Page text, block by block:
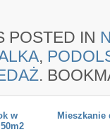
POSTED IN
,
.
w